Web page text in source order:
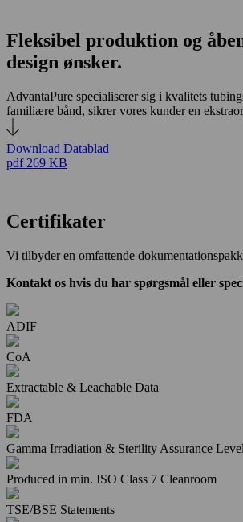
Fleksibel produktion og
design ønsker.
AdvantaPure specialiserer sig i kvalitets
familiære bånd, sikrer vores kunder en
Download Datablad
pdf 269 KB
Certifikater
Vi tilbyder en omfattende
Kontakt os hvis du har spørgsmål eller
ADIF
CoA
Extractable & Leachable Data
FDA
Gamma Irradiation & Sterility Assurance
Produced in min. ISO Class 7 Cleanroom
TSE/BSE Statements